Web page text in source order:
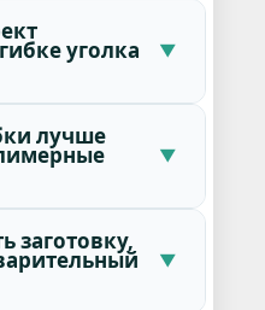
уголка
лучше
заготовку,